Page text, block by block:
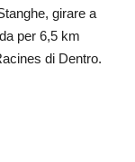
guida ciclistica
girare a
per 6,5 km
di Dentro.